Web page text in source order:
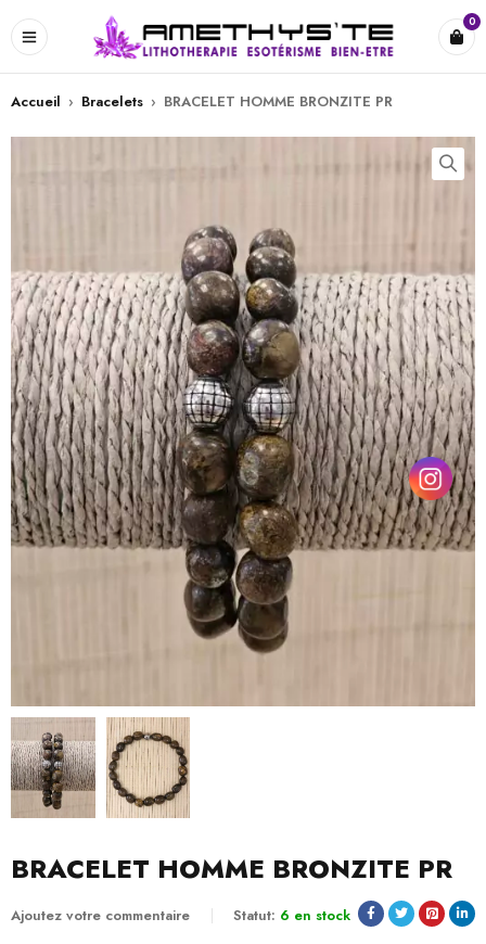
0
Accueil › Bracelets › BRACELET HOMME BRONZITE PR
BRACELET HOMME BRONZITE PR
Ajoutez votre commentaire Statut: 6 en stock